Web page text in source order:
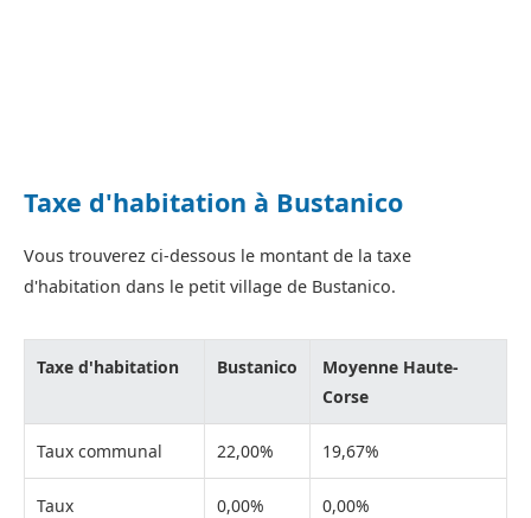
Taxe d'habitation à Bustanico
Vous trouverez ci-dessous le montant de la taxe
d'habitation dans le petit village de Bustanico.
Taxe d'habitation Bustanico
Moyenne Haute-
Corse
Taux communal 22,00% 19,67%
Taux
0,00% 0,00%